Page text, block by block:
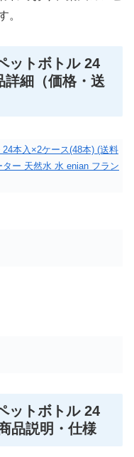
。
ットボトル 24
細（価格・送
本入×2ケース(48本) (送料
ー 天然水 水 enian フラン
ットボトル 24
品説明・仕様